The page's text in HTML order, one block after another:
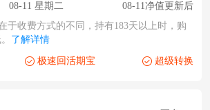
08-11 星期二
08-11净值更新后
于收费方式的不同，持有183天以上时，购
了解详情
极速回活期宝 超级转换